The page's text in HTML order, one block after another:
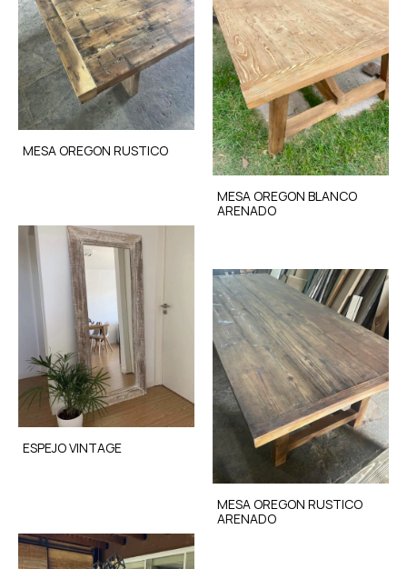
MESA OREGON RUSTICO
MESA OREGON BLANCO
ARENADO
ESPEJO VINTAGE
MESA OREGON RUSTICO
ARENADO